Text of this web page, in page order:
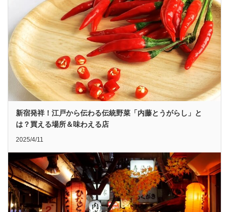
新宿発祥！江戸から伝わる伝統野菜「内藤とうがらし」と
は？買える場所＆味わえる店
2025/4/11